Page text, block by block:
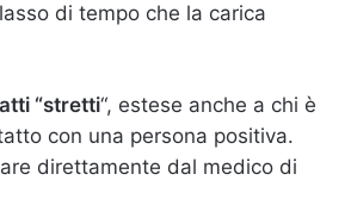
di tempo che la carica
“stretti“, estese anche a chi è
con una persona positiva.
direttamente dal medico di